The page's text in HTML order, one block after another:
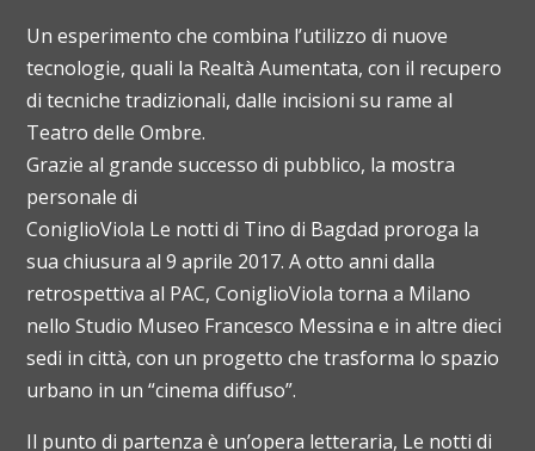
Un esperimento che combina l’utilizzo di nuove
tecnologie, quali la Realtà Aumentata, con il recupero
di tecniche tradizionali, dalle incisioni su rame al
Teatro delle Ombre.
Grazie al grande successo di pubblico, la mostra
personale di
ConiglioViola Le notti di Tino di Bagdad proroga la
sua chiusura al 9 aprile 2017. A otto anni dalla
retrospettiva al PAC, ConiglioViola torna a Milano
nello Studio Museo Francesco Messina e in altre dieci
sedi in città, con un progetto che trasforma lo spazio
urbano in un “cinema diffuso”.
Il punto di partenza è un’opera letteraria, Le notti di